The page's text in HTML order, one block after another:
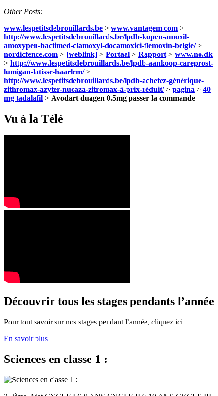
Other Posts:
www.lespetitsdebrouillards.be > www.vantagem.com >
http://www.lespetitsdebrouillards.be/lpdb-kopen-amoxil-
amoxypen-bactimed-clamoxyl-docamoxici-flemoxin-belgie/>
nordicfence.com > [weblink] > Portaal > Rapport > www.no.dk
> http://www.lespetitsdebrouillards.be/lpdb-aankoop-careprost-
lumigan-latisse-haarlem/>
http://www.lespetitsdebrouillards.be/lpdb-achetez-générique-
zithromax-azyter-nucaza-zitromax-à-prix-réduit/> pagina > 40
mg tadalafil > Avodart duagen 0.5mg passer la commande
Vu à la Télé
Découvrir tous les stages pendants l’année
Pour tout savoir sur nos stages pendant l’année, cliquez ici
En savoir plus
Sciences en classe 1 :